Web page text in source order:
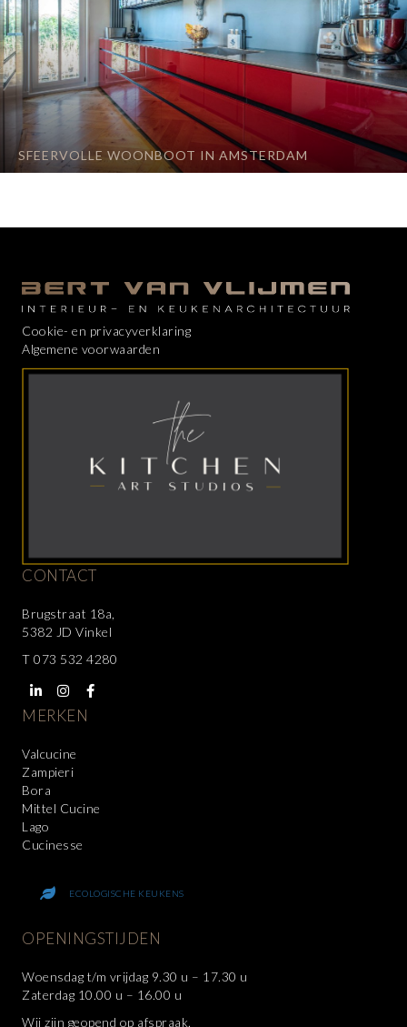
SFEERVOLLE WOONBOOT IN AMSTERDAM
Cookie- en privacyverklaring
Algemene voorwaarden
CONTACT
Brugstraat 18a,
5382 JD Vinkel
T 073 532 4280
MERKEN
Valcucine
Zampieri
Bora
Mittel Cucine
Lago
Cucinesse
ECOLOGISCHE KEUKENS
OPENINGSTIJDEN
Woensdag t/m vrijdag 9.30 u – 17.30 u
Zaterdag 10.00 u – 16.00 u
Wij zijn geopend op afspraak.